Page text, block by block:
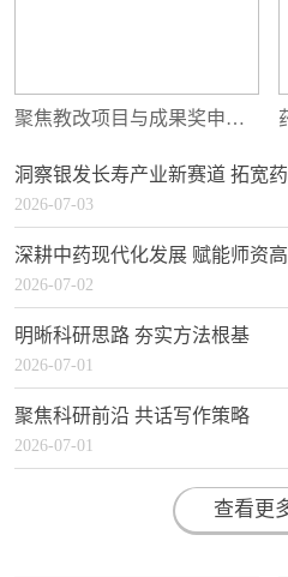
聚焦教改项目与成果奖申报 赋能教师教学研究能...
洞察银发长寿产业新赛道 拓宽
2026-07-03
深耕中药现代化发展 赋能师资
2026-07-02
明晰科研思路 夯实方法根基
2026-07-01
聚焦科研前沿 共话写作策略
2026-07-01
查看更